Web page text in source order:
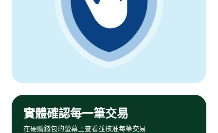
實體確認每一筆交易
在硬體錢包的螢幕上查看並核准每筆交易